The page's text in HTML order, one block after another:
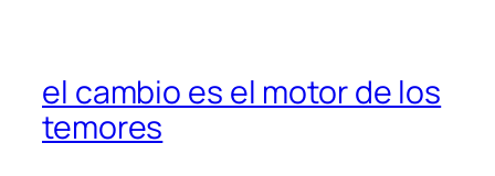
el cambio es el motor de los
temores